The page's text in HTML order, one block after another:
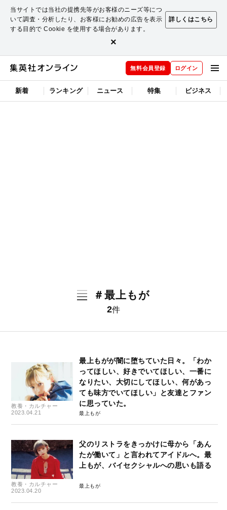
当サイトでは当社の提携先等がお客様のニーズ等につ
いて調査・分析したり、お客様にお勧めの広告を表示
する目的で Cookie を使用する場合があります。
詳しくはこちら
×
無料会員登録 ログイン
新着 ランキング ニュース 特集 ビジネス
＃最上もが
2件
教養・カルチャー
2023.04.21
最上もがが闇に堕ちていた日々。「わか
ってほしい、好きでいてほしい、一番に
なりたい、大切にしてほしい、何があっ
ても味方でいてほしい」と友達とファン
に思っていた。
最上もが
教養・カルチャー
2023.04.20
父のリストラをきっかけに母から「あん
たが働いて」と言われてアイドルへ。最
上もが、バイセクシャルへの思いも語る
最上もが